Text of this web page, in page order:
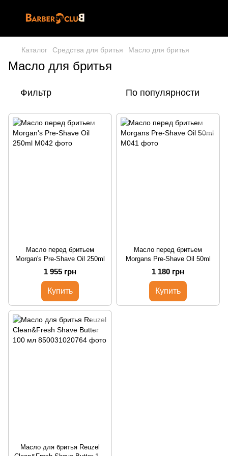
Каталог Средства для бритья Масло для бритья
Масло для бритья
Фильтр По популярности
Масло перед бритьем
Morgan's Pre-Shave Oil 250ml
1 955 грн
Купить
Масло перед бритьем
Morgans Pre-Shave Oil 50ml
1 180 грн
Купить
Масло для бритья Reuzel